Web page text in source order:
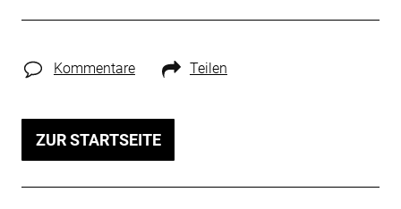
Kommentare Teilen
ZUR STARTSEITE